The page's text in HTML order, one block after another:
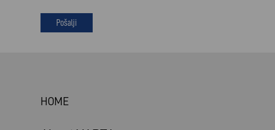
Pošalji
HOME